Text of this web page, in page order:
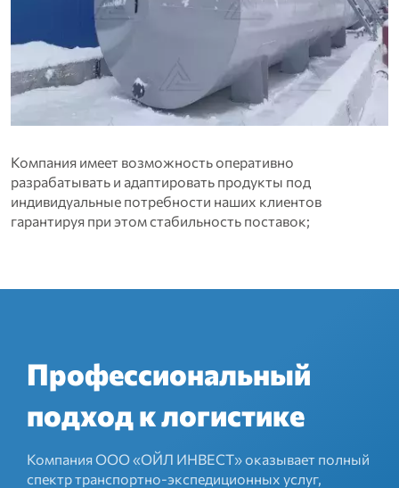
Компания имеет возможность оперативно
разрабатывать и адаптировать продукты под
индивидуальные потребности наших клиентов
гарантируя при этом стабильность поставок;
Профессиональный
подход к логистике
Компания ООО «ОЙЛ ИНВЕСТ» оказывает полный
спектр транспортно-экспедиционных услуг,